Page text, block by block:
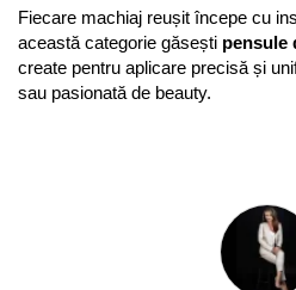
Fiecare machiaj reușit începe cu
această categorie găsești pensule
create pentru aplicare precisă și
sau pasionată de beauty.